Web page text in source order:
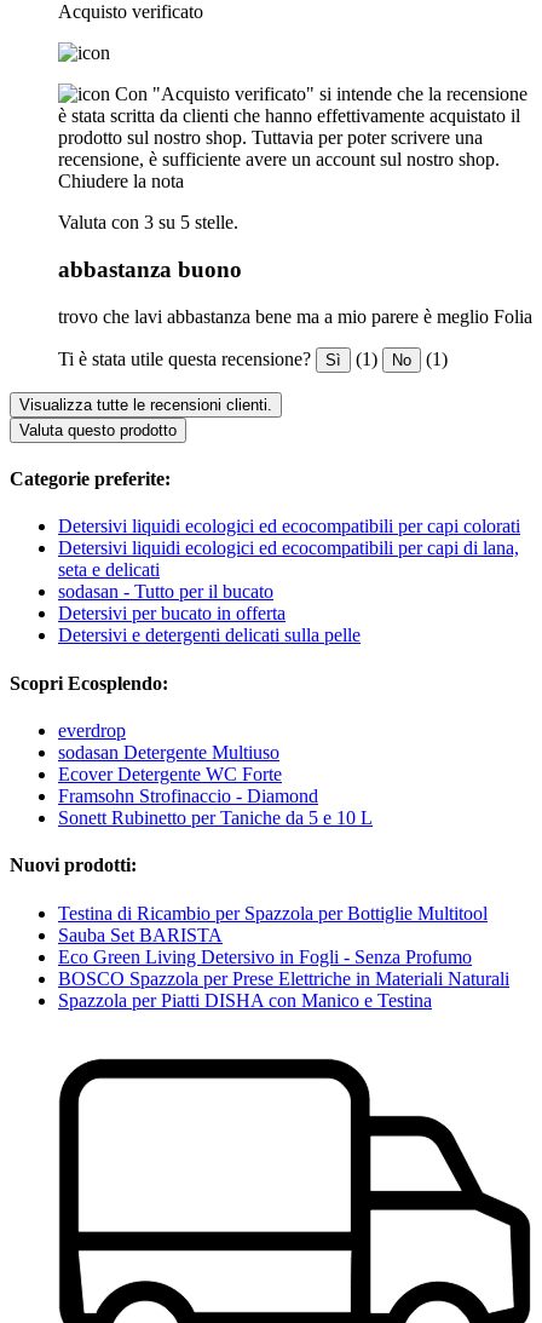
Acquisto verificato
Con "Acquisto verificato" si intende che la recensione
è stata scritta da clienti che hanno effettivamente acquistato il
prodotto sul nostro shop. Tuttavia per poter scrivere una
recensione, è sufficiente avere un account sul nostro shop.
Chiudere la nota
Valuta con 3 su 5 stelle.
abbastanza buono
trovo che lavi abbastanza bene ma a mio parere è meglio Folia
Ti è stata utile questa recensione? Sì (1) No (1)
Visualizza tutte le recensioni clienti.
Valuta questo prodotto
Categorie preferite:
Detersivi liquidi ecologici ed ecocompatibili per capi colorati
Detersivi liquidi ecologici ed ecocompatibili per capi di lana,
seta e delicati
sodasan - Tutto per il bucato
Detersivi per bucato in offerta
Detersivi e detergenti delicati sulla pelle
Scopri Ecosplendo:
everdrop
sodasan Detergente Multiuso
Ecover Detergente WC Forte
Framsohn Strofinaccio - Diamond
Sonett Rubinetto per Taniche da 5 e 10 L
Nuovi prodotti:
Testina di Ricambio per Spazzola per Bottiglie Multitool
Sauba Set BARISTA
Eco Green Living Detersivo in Fogli - Senza Profumo
BOSCO Spazzola per Prese Elettriche in Materiali Naturali
Spazzola per Piatti DISHA con Manico e Testina